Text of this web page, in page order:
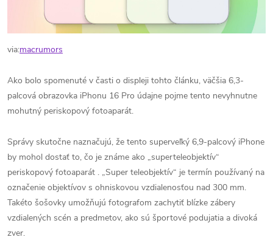
via:macrumors
Ako bolo spomenuté v časti o displeji tohto článku, väčšia 6,3-
palcová obrazovka iPhonu 16 Pro údajne pojme tento nevyhnutne
mohutný periskopový fotoaparát.
Správy skutočne naznačujú, že tento superveľký 6,9-palcový iPhone
by mohol dostať to, čo je známe ako „superteleobjektív“
periskopový fotoaparát . „Super teleobjektív“ je termín používaný na
označenie objektívov s ohniskovou vzdialenosťou nad 300 mm.
Takéto šošovky umožňujú fotografom zachytiť blízke zábery
vzdialených scén a predmetov, ako sú športové podujatia a divoká
zver.